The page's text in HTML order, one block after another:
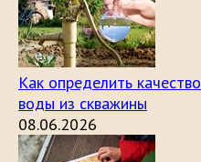
Как определить качество
воды из скважины
08.06.2026